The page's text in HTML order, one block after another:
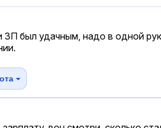
был удачным, надо в одной